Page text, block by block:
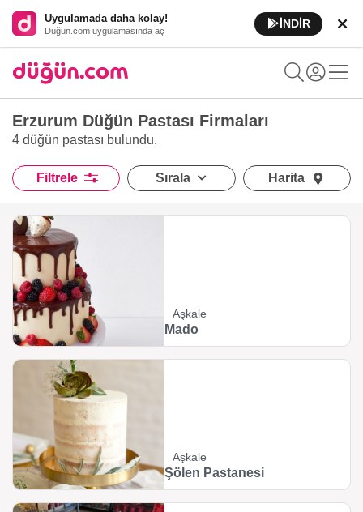
Uygulamada daha kolay!
Düğün.com uygulamasında aç
İNDİR
Erzurum Düğün Pastası Firmaları
4 düğün pastası bulundu.
Filtrele Sırala Harita
Aşkale
Mado
Aşkale
Şölen Pastanesi